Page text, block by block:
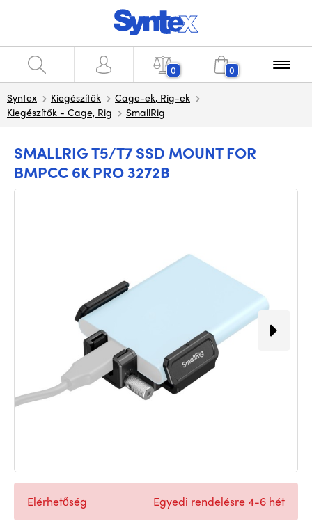
0 0
Syntex Kiegészítők
Cage-ek, Rig-ek
Kiegészítők - Cage, Rig
SmallRig
SMALLRIG T5/T7 SSD MOUNT FOR
BMPCC 6K PRO 3272B
Elérhetőség Egyedi rendelésre 4-6 hét